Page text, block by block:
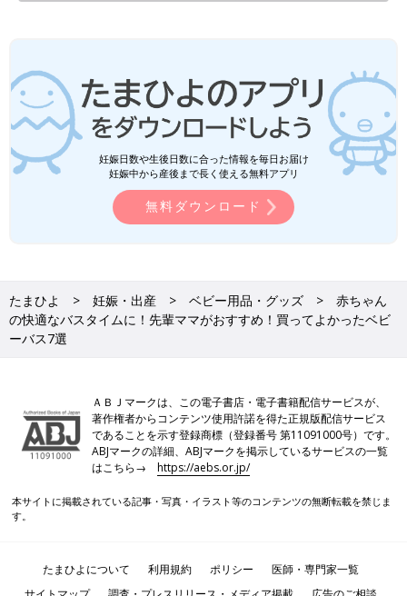
妊娠日数や生後日数に合った情報を毎日お届け
妊娠中から産後まで長く使える無料アプリ
無料ダウンロード
たまひよ 妊娠・出産 ベビー用品・グッズ
赤ちゃん
の快適なバスタイムに！先輩ママがおすすめ！買ってよかったベビ
ーバス7選
ＡＢＪマークは、この電子書店・電子書籍配信サービスが、
著作権者からコンテンツ使用許諾を得た正規版配信サービス
であることを示す登録商標（登録番号 第11091000号）です。
ABJマークの詳細、ABJマークを掲示しているサービスの一覧
はこちら→https://aebs.or.jp/
本サイトに掲載されている記事・写真・イラスト等のコンテンツの無断転載を禁じま
す。
たまひよについて 利用規約 ポリシー
医師・専門家一覧